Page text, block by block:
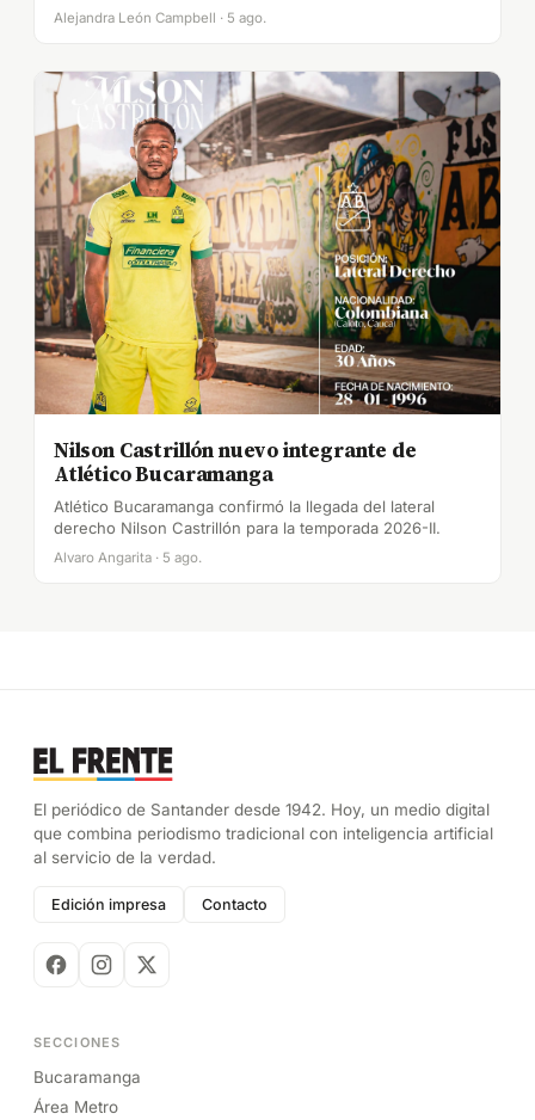
Alejandra León Campbell · 5 ago.
Nilson Castrillón nuevo integrante de
Atlético Bucaramanga
Atlético Bucaramanga confirmó la llegada del lateral
derecho Nilson Castrillón para la temporada 2026-II.
Alvaro Angarita · 5 ago.
El periódico de Santander desde 1942. Hoy, un medio digital
que combina periodismo tradicional con inteligencia artificial
al servicio de la verdad.
Edición impresa Contacto
SECCIONES
Bucaramanga
Área Metro